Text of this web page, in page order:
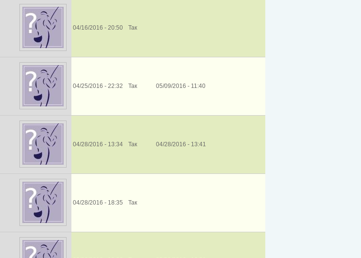
04/16/2016 - 20:50 Так
04/25/2016 - 22:32 Так 05/09/2016 - 11:40
04/28/2016 - 13:34 Так 04/28/2016 - 13:41
04/28/2016 - 18:35 Так